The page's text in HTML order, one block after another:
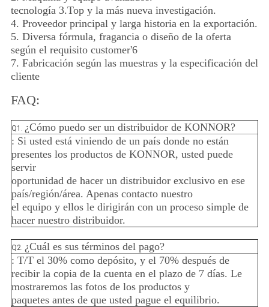
tecnología 3.Top y la más nueva investigación.
4. Proveedor principal y larga historia en la exportación.
5. Diversa fórmula, fragancia o diseño de la oferta
según el requisito customer'6
7. Fabricación según las muestras y la especificación del
cliente
FAQ:
Q1. ¿Cómo puedo ser un distribuidor de KONNOR?
: Si usted está viniendo de un país donde no están
presentes los productos de KONNOR, usted puede
servir
oportunidad de hacer un distribuidor exclusivo en ese
país/región/área. Apenas contacto nuestro
el equipo y ellos le dirigirán con un proceso simple de
hacer nuestro distribuidor.
Q2. ¿Cuál es sus términos del pago?
: T/T el 30% como depósito, y el 70% después de
recibir la copia de la cuenta en el plazo de 7 días. Le
mostraremos las fotos de los productos y
paquetes antes de que usted pague el equilibrio.